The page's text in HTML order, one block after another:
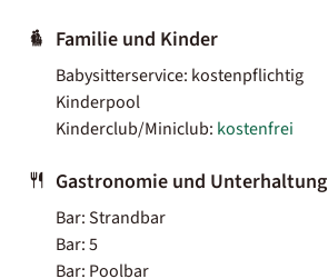
Familie und Kinder
Babysitterservice: kostenpflichtig
Kinderpool
Kinderclub/Miniclub: kostenfrei
Gastronomie und Unterhaltung
Bar: Strandbar
Bar: 5
Bar: Poolbar